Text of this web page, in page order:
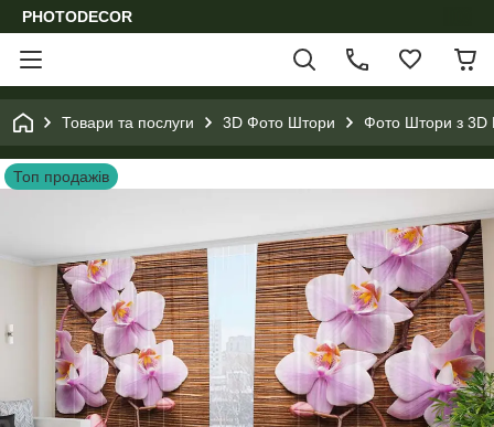
PHOTODECOR
Товари та послуги 3D Фото Штори Фото Штори з 3D
Топ продажів